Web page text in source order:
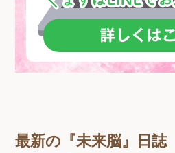
最新の『未来脳』日誌